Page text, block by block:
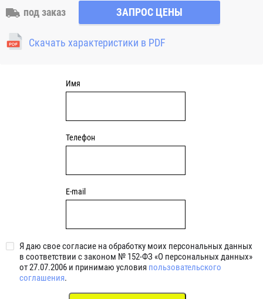
обозначением 2RS 2RS1 2RSH 2RSR имеют с обеих сторон
контактные уплотнения из бутадиен-нитрильного каучука
(NBR) и пригодны для средних частот вращения. Также
поставляются подшипники с бесконтактными
под заказ ЗАПРОС ЦЕНЫ
Скачать характеристики в PDF
Имя
Телефон
E-mail
Я даю свое согласие на обработку моих персональных данных
в соответствии с законом № 152-ФЗ «О персональных данных»
от 27.07.2006 и принимаю условия пользовательского
соглашения.